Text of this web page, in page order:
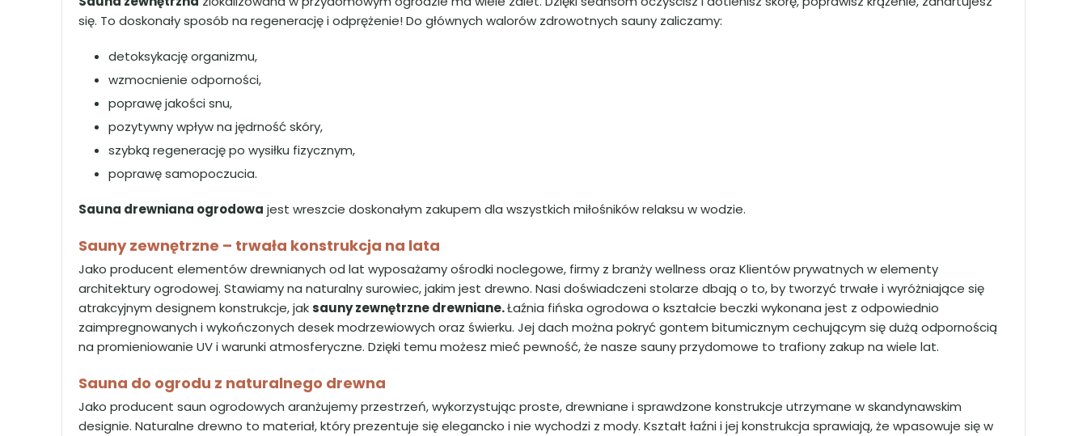
się. To doskonały sposób na regenerację i odprężenie! Do głównych walorów zdrowotnych sauny zaliczamy:
detoksykację organizmu,
wzmocnienie odporności,
poprawę jakości snu,
pozytywny wpływ na jędrność skóry,
szybką regenerację po wysiłku fizycznym,
poprawę samopoczucia.
Sauna drewniana ogrodowa jest wreszcie doskonałym zakupem dla wszystkich miłośników relaksu w wodzie.
Sauny zewnętrzne – trwała konstrukcja na lata
Jako producent elementów drewnianych od lat wyposażamy ośrodki noclegowe, firmy z branży wellness oraz Klientów prywatnych w elementy
architektury ogrodowej. Stawiamy na naturalny surowiec, jakim jest drewno. Nasi doświadczeni stolarze dbają o to, by tworzyć trwałe i wyróżniające się
atrakcyjnym designem konstrukcje, jaksauny zewnętrzne drewniane.Łaźnia fińska ogrodowa o kształcie beczki wykonana jest z odpowiednio
zaimpregnowanych i wykończonych desek modrzewiowych oraz świerku. Jej dach można pokryć gontem bitumicznym cechującym się dużą odpornością
na promieniowanie UV i warunki atmosferyczne. Dzięki temu możesz mieć pewność, że nasze sauny przydomowe to trafiony zakup na wiele lat.
Sauna do ogrodu z naturalnego drewna
Jako producent saun ogrodowych aranżujemy przestrzeń, wykorzystując proste, drewniane i sprawdzone konstrukcje utrzymane w skandynawskim
designie. Naturalne drewno to materiał, który prezentuje się elegancko i nie wychodzi z mody. Kształt łaźni i jej konstrukcja sprawiają, że wpasowuje się w